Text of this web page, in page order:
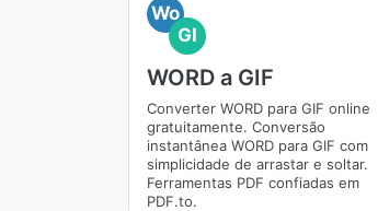
Wo
GI
WORD a GIF
Converter WORD para GIF online
gratuitamente. Conversão
instantânea WORD para GIF com
simplicidade de arrastar e soltar.
Ferramentas PDF confiadas em
PDF.to.